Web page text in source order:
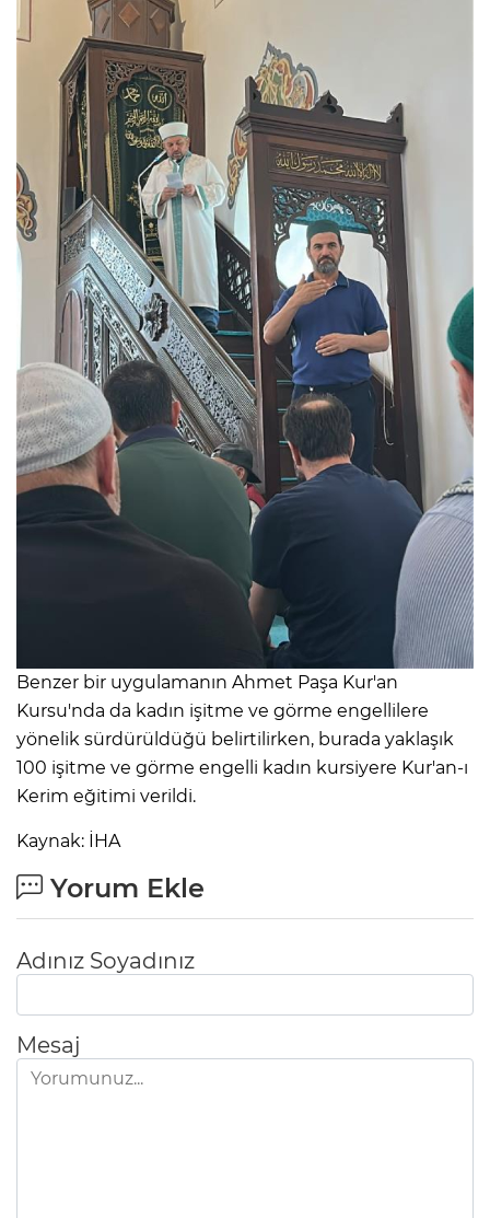
Benzer bir uygulamanın Ahmet Paşa Kur'an
Kursu'nda da kadın işitme ve görme engellilere
yönelik sürdürüldüğü belirtilirken, burada yaklaşık
100 işitme ve görme engelli kadın kursiyere Kur'an-ı
Kerim eğitimi verildi.
Kaynak: İHA
Yorum Ekle
Adınız Soyadınız
Mesaj